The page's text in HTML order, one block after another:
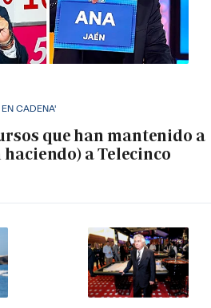
CADENA'
que han mantenido a
a Telecinco